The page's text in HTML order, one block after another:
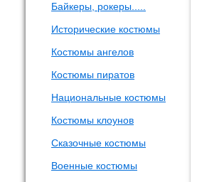
Байкеры, рокеры.....
Исторические костюмы
Костюмы ангелов
Костюмы пиратов
Национальные костюмы
Костюмы клоунов
Сказочные костюмы
Военные костюмы